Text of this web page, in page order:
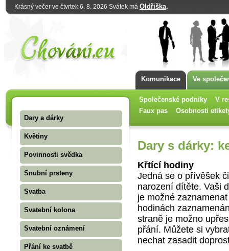
Krásný večer ve čtvrtek 6. 8. 2026 Svátek má Oldřiška.
Komunikace Ve
Společenské podniky
V
Faux pas
Osobnosti
Dary a dárky
Květiny
Povinnosti svědka
Snubní prsteny
Svatba
Svatební kolona
Svatební oznámení
Přání ke svatbě
Dary s dárky:
Křtící hodiny
Jedná se o přívěšek
narození dítěte. Vaši
je možné
hodinách
straně je možno
přání. Můžete si
nechat zasadit